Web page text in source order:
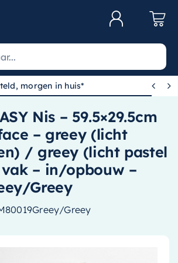
morgen in huis*  
Nis – 59.5×29.5cm
– greey (licht
/ greey (licht pastel
– in/opbouw –
Greey
Greey